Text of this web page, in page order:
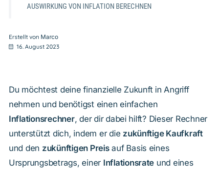
AUSWIRKUNG VON INFLATION BERECHNEN
Erstellt von Marco
16. August 2023
Du möchtest deine finanzielle Zukunft in Angriff
nehmen und benötigst einen einfachen
Inflationsrechner, der dir dabei hilft? Dieser Rechner
unterstützt dich, indem er die zukünftige Kaufkraft
und den zukünftigen Preisauf Basis eines
Ursprungsbetrags, einer Inflationsrate und eines